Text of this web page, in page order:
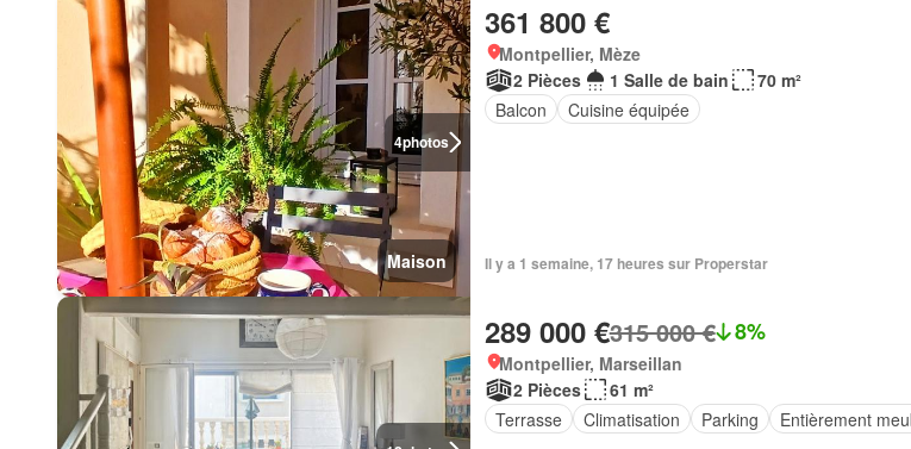
4photos
Maison
361 800 €
Montpellier, Mèze
2 Pièces
1 Salle de bain
70 m²
Balcon
Cuisine équipée
Il y a 1 semaine, 17 heures sur Properstar
289 000 €315 000 € 8%
Montpellier, Marseillan
2 Pièces
61 m²
Terrasse
Climatisation Parking Entièrement